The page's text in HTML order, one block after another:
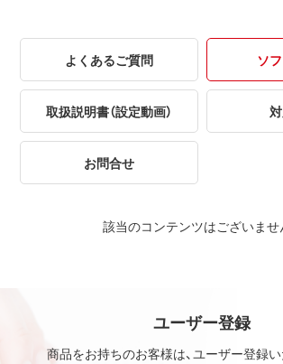
よくあるご質問 ソ
取扱説明書（設定動画）
お問合せ
該当のコンテンツはございませ
ユーザー登録
商品をお持ちのお客様は、ユーザー登録